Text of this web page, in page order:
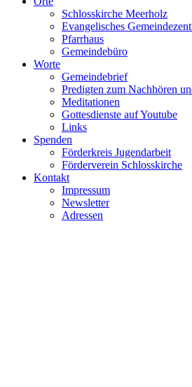
Schlosskirche Meerholz
Evangelisches
Pfarrhaus
Gemeindebüro
Worte
Gemeindebrief
Predigten zum Nachhören
Meditationen
Gottesdienste auf Youtube
Links
Spenden
Förderkreis Jugendarbeit
Förderverein Schlosskirche
Kontakt
Impressum
Newsletter
Adressen